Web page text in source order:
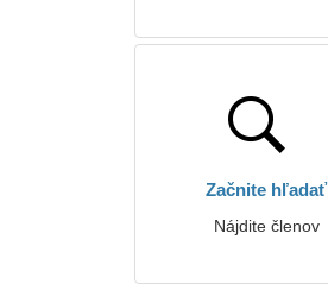
Začnite hľadať
Nájdite členov